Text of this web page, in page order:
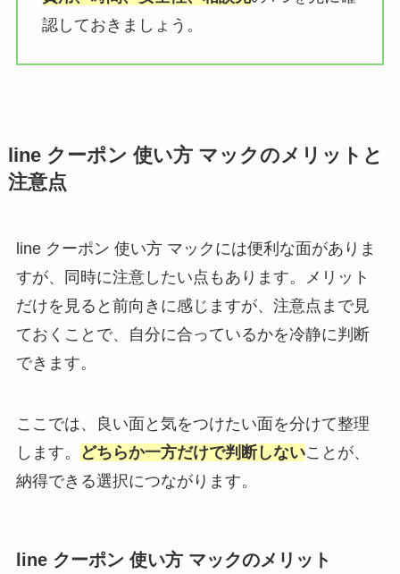
認しておきましょう。
line クーポン 使い方 マックのメリットと
注意点
line クーポン 使い方 マックには便利な面がありま
すが、同時に注意したい点もあります。メリット
だけを見ると前向きに感じますが、注意点まで見
ておくことで、自分に合っているかを冷静に判断
できます。
ここでは、良い面と気をつけたい面を分けて整理
します。
どちらか一方だけで判断しないことが、
納得できる選択につながります。
line クーポン 使い方 マックのメリット